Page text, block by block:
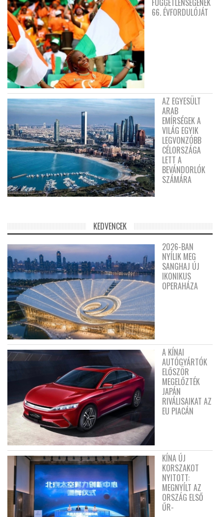
FÜGGETLENSÉGÉNEK
66. ÉVFORDULÓJÁT
AZ EGYESÜLT
ARAB
EMÍRSÉGEK A
VILÁG EGYIK
LEGVONZÓBB
CÉLORSZÁGA
LETT A
BEVÁNDORLÓK
SZÁMÁRA
KEDVENCEK
2026-BAN
NYÍLIK MEG
SANGHAJ ÚJ
IKONIKUS
OPERAHÁZA
A KÍNAI
AUTÓGYÁRTÓK
ELŐSZÖR
MEGELŐZTÉK
JAPÁN
RIVÁLISAIKAT AZ
EU PIACÁN
KÍNA ÚJ
KORSZAKOT
NYITOTT:
MEGNYÍLT AZ
ORSZÁG ELSŐ
ŰR-